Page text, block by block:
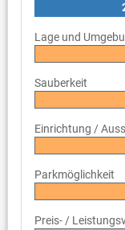
Lage und
Sauberkeit
Einrichtung /
Parkmöglichkeit
Preis- /